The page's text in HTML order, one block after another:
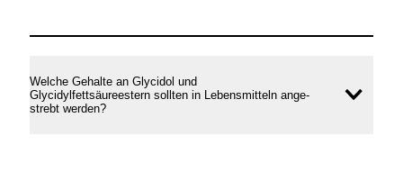
Welche Gehalte an Glycidol und
Glycidylfettsäureestern sollten in Lebensmitteln ange-
strebt werden?